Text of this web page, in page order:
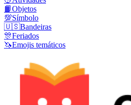
📙Objetos
💯Símbolo
🇺🇸Bandeiras
🎊Feriados
🦄Emojis temáticos